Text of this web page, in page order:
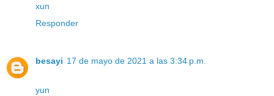
xun
Responder
besayi 17 de mayo de 2021 a las 3:34 p.m.
yun